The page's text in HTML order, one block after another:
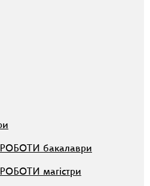
бакалаври
магістри